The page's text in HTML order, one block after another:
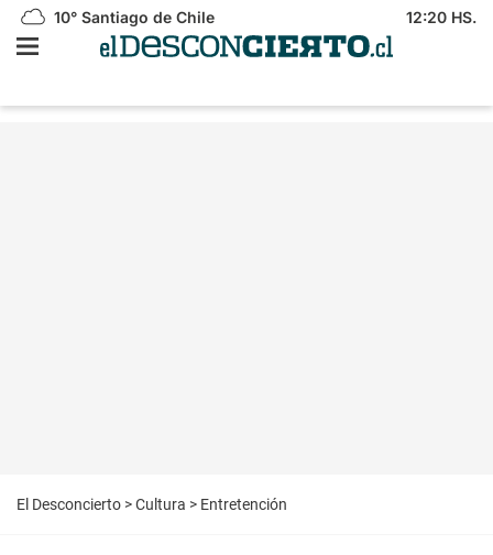
10° Santiago de Chile 12:20 HS.
El Desconcierto >Cultura > Entretención